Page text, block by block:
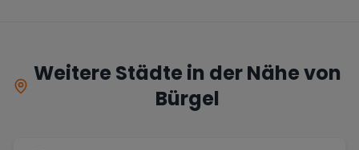
Weitere Städte in der Nähe von
Bürgel